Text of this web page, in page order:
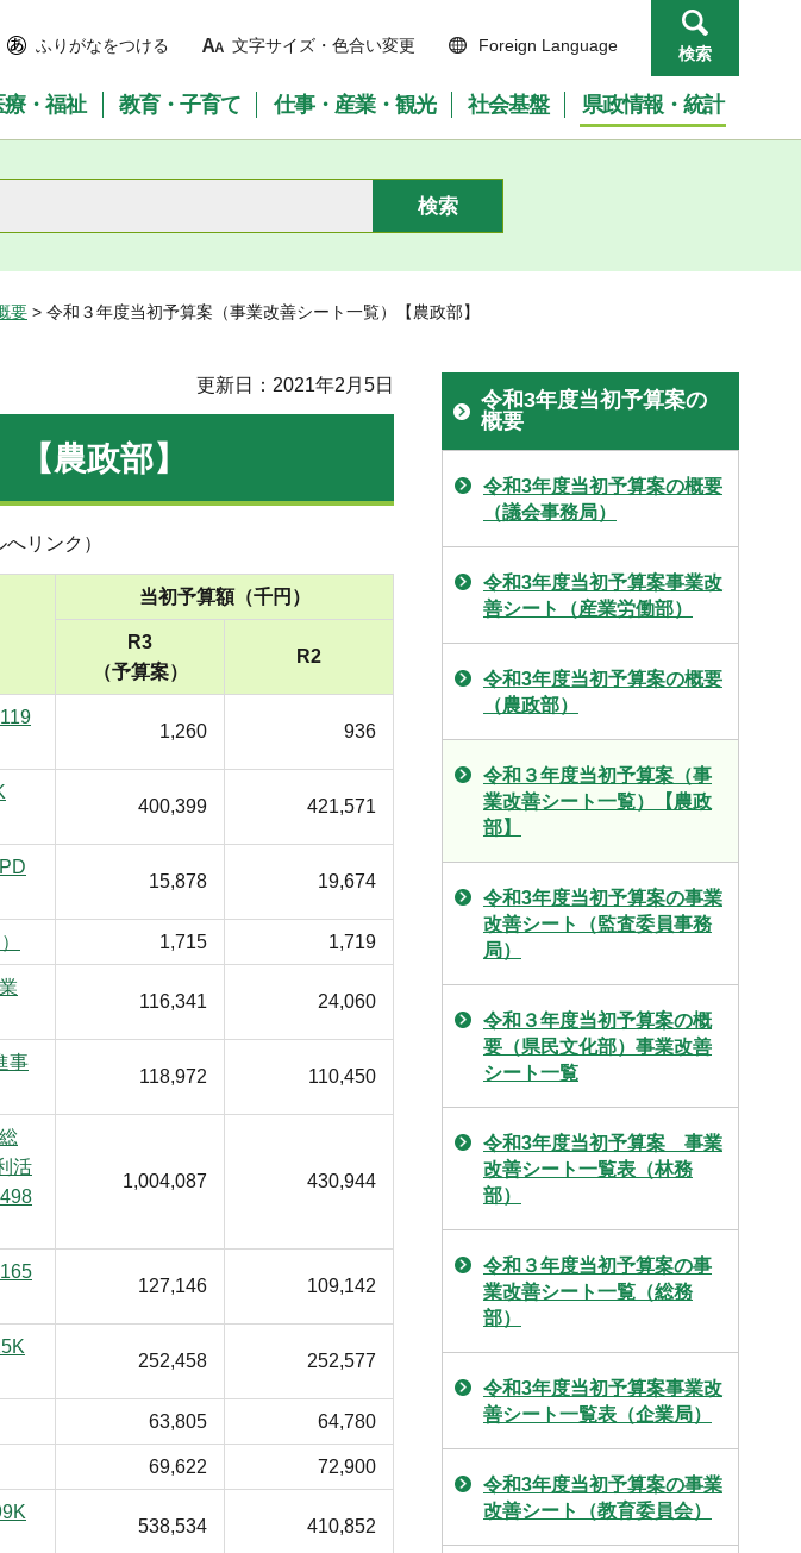
ふりがなをつける 文字サイズ・色合い変更 Foreign Language 検索
・福祉 教育・子育て 仕事・産業・観光 社会基盤 県政情報・統計
要 > 令和３年度当初予算案（事業改善シート一覧）【農政部】
更新日：2021年2月5日
農政部】
リンク）
当初予算額（千円）
R3
（予算案）
R2
1,260 936
400,399 421,571
15,878 19,674
1,715 1,719
116,341 24,060
事
118,972 110,450
活
1,004,087 430,944
127,146 109,142
252,458 252,577
63,805 64,780
69,622 72,900
538,534 410,852
令和3年度当初予算案の
概要
令和3年度当初予算案の概要
（議会事務局）
令和3年度当初予算案事業改
善シート（産業労働部）
令和3年度当初予算案の概要
（農政部）
令和３年度当初予算案（事
業改善シート一覧）【農政
部】
令和3年度当初予算案の事業
改善シート（監査委員事務
局）
令和３年度当初予算案の概
要（県民文化部）事業改善
シート一覧
令和3年度当初予算案 事業
改善シート一覧表（林務
部）
令和３年度当初予算案の事
業改善シート一覧（総務
部）
令和3年度当初予算案事業改
善シート一覧表（企業局）
令和3年度当初予算案の事業
改善シート（教育委員会）